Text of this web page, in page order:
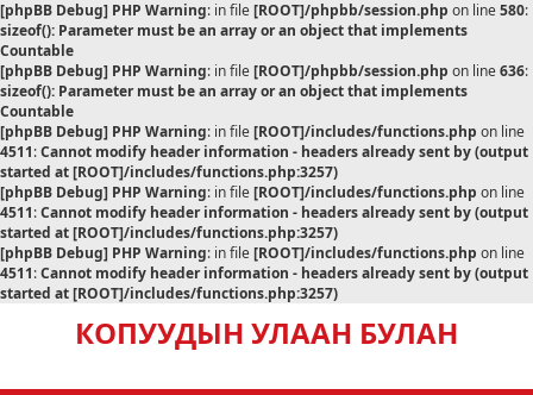
[phpBB Debug] PHP Warning: in file[ROOT]/phpbb/session.php on line580:
sizeof(): Parameter must be an array or an object that implements
Countable
[phpBB Debug] PHP Warning: in file[ROOT]/phpbb/session.php on line636:
sizeof(): Parameter must be an array or an object that implements
Countable
[phpBB Debug] PHP Warning: in file[ROOT]/includes/functions.php on line
4511:Cannot modify header information - headers already sent by (output
started at [ROOT]/includes/functions.php:3257)
[phpBB Debug] PHP Warning: in file[ROOT]/includes/functions.php on line
4511:Cannot modify header information - headers already sent by (output
started at [ROOT]/includes/functions.php:3257)
[phpBB Debug] PHP Warning: in file[ROOT]/includes/functions.php on line
4511:Cannot modify header information - headers already sent by (output
started at [ROOT]/includes/functions.php:3257)
КОПУУДЫН УЛААН БУЛАН